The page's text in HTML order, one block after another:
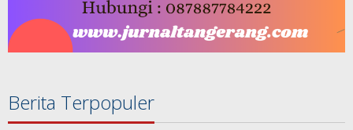
Berita Terpopuler